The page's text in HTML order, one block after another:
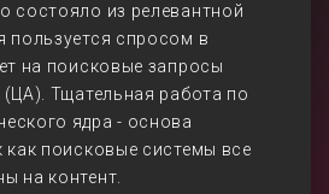
состояло из релевантной
пользуется спросом в
на поисковые запросы
(ЦА). Тщательная работа по
ядра - основа
как поисковые системы все
на контент.